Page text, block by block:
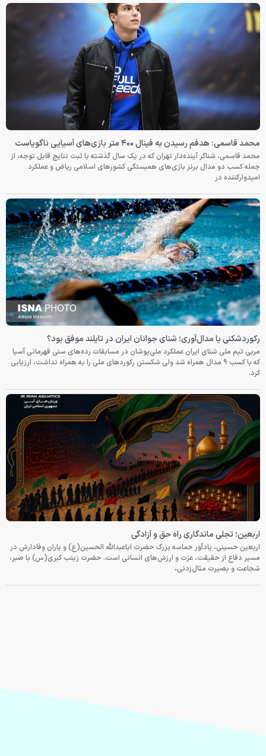
محمد قاسمی: هدفم رسیدن به فینال ۴۰۰ متر بازی‌های آسیایی ناگویاست
محمد قاسمی، شناگر آینده‌دار تهران که در یک سال گذشته با ثبت نتایج قابل توجه، از
جمله کسب دو مدال برنز بازی‌های همبستگی کشورهای اسلامی ریاض و عملکرد
امیدوارکننده در
رکوردشکنی یا مدال‌آوری؛ شنای جوانان ایران در تایلند موفق بود؟
مربی تیم ملی شنای ایران عملکرد ملی‌پوشان در مسابقات رده‌های سنی قهرمانی آسیا
که با کسب ۹ مدال همراه شد ولی شکستن رکوردهای ملی را به همراه نداشت، ارزیابی
کرد.
اربعین؛ تجلی ماندگاری راه حق و آزادگی
اربعین حسینی، یادآور حماسه بزرگ حضرت اباعبدالله الحسین(ع) و یاران وفادارش در
مسیر دفاع از حقیقت، عزت و ارزش‌های انسانی است. حضرت زینب کبری(س) با صبر،
شجاعت و بصیرت مثال‌زدنی،